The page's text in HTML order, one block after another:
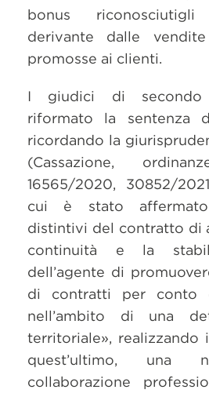
bonus
derivante dalle vendite
promosse ai clienti.
I giudici di secondo
riformato la sentenza
ricordando la
(Cassazione,
16565/2020, 30852/
cui è stato
distintivi del contratto di
continuità e la
dell’agente di
di contratti per conto
nell’ambito di una
territoriale», realizzando
quest’ultimo, una
collaborazione